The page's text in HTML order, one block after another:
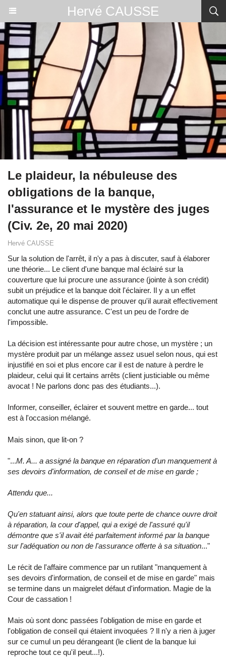
Hervé CAUSSE
Le plaideur, la nébuleuse des
obligations de la banque,
l'assurance et le mystère des juges
(Civ. 2e, 20 mai 2020)
Hervé CAUSSE
Sur la solution de l'arrêt, il n'y a pas à discuter, sauf à élaborer
une théorie... Le client d'une banque mal éclairé sur la
couverture que lui procure une assurance (jointe à son crédit)
subit un préjudice et la banque doit l'éclairer. Il y a un effet
automatique qui le dispense de prouver qu'il aurait effectivement
conclut une autre assurance. C'est un peu de l'ordre de
l'impossible.
La décision est intéressante pour autre chose, un mystère ; un
mystère produit par un mélange assez usuel selon nous, qui est
injustifié en soi et plus encore car il est de nature à perdre le
plaideur, celui qui lit certains arrêts (client justiciable ou même
avocat ! Ne parlons donc pas des étudiants...).
Informer, conseiller, éclairer et souvent mettre en garde... tout
est à l'occasion mélangé.
Mais sinon, que lit-on ?
"...M. A... a assigné la banque en réparation d'un manquement à
ses devoirs d'information, de conseil et de mise en garde ;
Attendu que...
Qu'en statuant ainsi, alors que toute perte de chance ouvre droit
à réparation, la cour d'appel, qui a exigé de l'assuré qu'il
démontre que s'il avait été parfaitement informé par la banque
sur l'adéquation ou non de l'assurance offerte à sa situation..."
Le récit de l'affaire commence par un rutilant "manquement à
ses devoirs d'information, de conseil et de mise en garde" mais
se termine dans un maigrelet défaut d'information. Magie de la
Cour de cassation !
Mais où sont donc passées l'obligation de mise en garde et
l'obligation de conseil qui étaient invoquées ? Il n'y a rien à juger
sur ce cumul un peu dérangeant (le client de la banque lui
reproche tout ce qu'il peut...!).